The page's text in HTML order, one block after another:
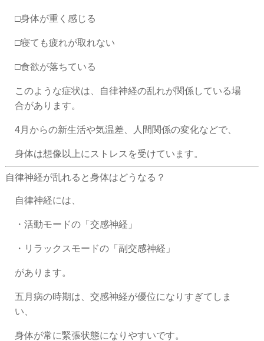
□身体が重く感じる
□寝ても疲れが取れない
□食欲が落ちている
このような症状は、自律神経の乱れが関係している場
合があります。
4月からの新生活や気温差、人間関係の変化などで、
身体は想像以上にストレスを受けています。
自律神経が乱れると身体はどうなる？
自律神経には、
・活動モードの「交感神経」
・リラックスモードの「副交感神経」
があります。
五月病の時期は、交感神経が優位になりすぎてしま
い、
身体が常に緊張状態になりやすいです。